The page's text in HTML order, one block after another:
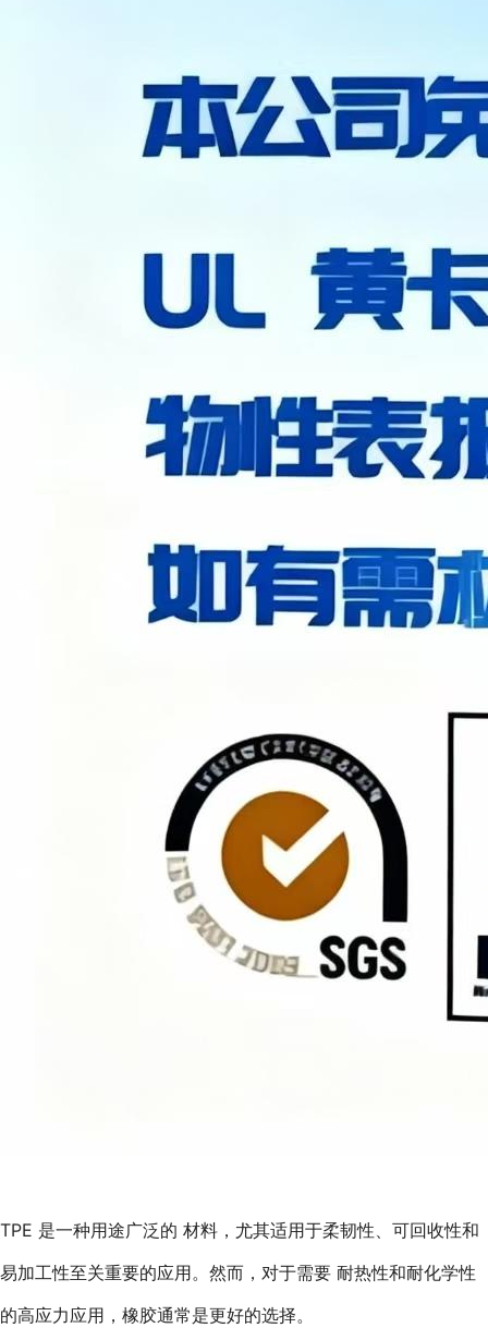
TPE 是一种用途广泛的 材料，尤其适用于柔韧性、可回收性和
易加工性至关重要的应用。然而，对于需要 耐热性和耐化学性
的高应力应用，橡胶通常是更好的选择。